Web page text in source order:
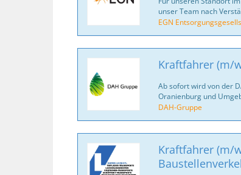
unser Team nach
EGN
Kraftfahrer (m/
Ab sofort wird von der
Oranienburg und
DAH-Gruppe
Kraftfahrer (m/